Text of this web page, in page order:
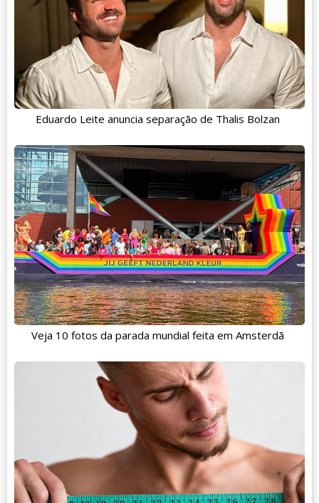
Eduardo Leite anuncia separação de Thalis Bolzan
Veja 10 fotos da parada mundial feita em Amsterdã